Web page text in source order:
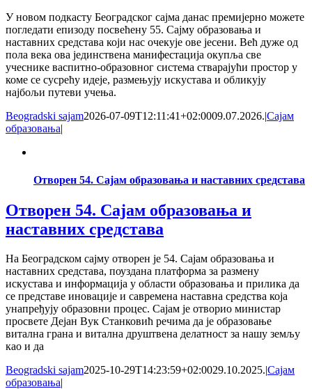
У новом подкасту Београдског сајма данас премијерно можете
погледати епизоду посвећену 55. Сајму образовања и
наставних средстава који нас очекује ове јесени. Већ дуже од
пола века ова јединствена манифестација окупља све
учеснике васпитно-образовног система стварајући простор у
коме се сусрећу идеје, размењују искустава и обликују
најбољи путеви учења.
Beogradski sajam2026-07-09T12:11:41+02:0009.07.2026.|Сајам
образовања|
Отворен 54. Сајам образовања и наставних средстава
Отворен 54. Сајам образовања и
наставних средстава
На Београдском сајму отворен је 54. Сајам образовања и
наставних средстава, поуздана платформа за размену
искустава и информација у области образовања и прилика да
се представе иновације и савремена наставна средства која
унапређују образовни процес. Сајам је отворио министар
просвете Дејан Вук Станковић речима да је образовање
витална грана и витална друштвена делатност за нашу земљу
као и да
Beogradski sajam2025-10-29T14:23:59+02:0029.10.2025.|Сајам
образовања|